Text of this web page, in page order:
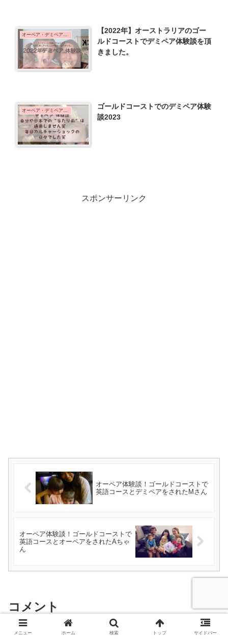
オーペア・デミペア体験談
【2022年】オーストラリアのゴー
ルドコーストでデミペア体験談を頂
きました。
オーペア・デミペア体験談
ゴールドコーストでのデミペア体験
談2023
スポンサーリンク
オーペア体験談！ゴールドコーストで
英語コースとデミペアをされたMさん
オーペア体験談！ゴールドコーストで
英語コースとオーペアをされたAちゃ
ん
コメント
メニュー ホーム 検索 トップ サイドバー